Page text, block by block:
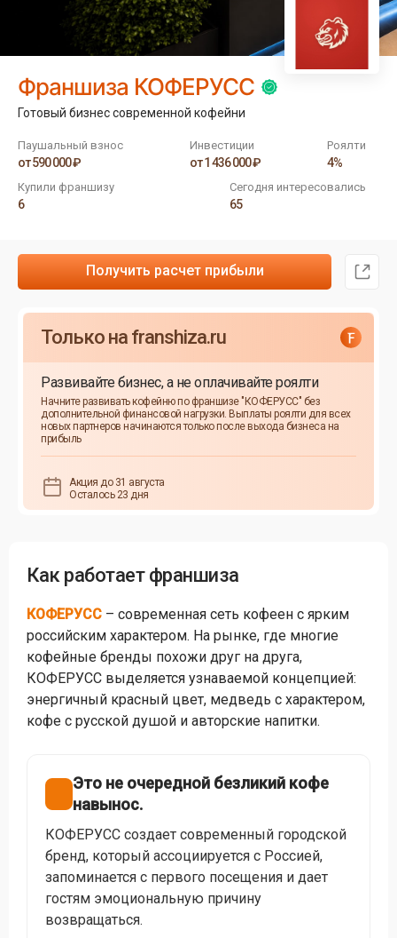
Франшиза КОФЕРУСС
Готовый бизнес современной кофейни
Паушальный взнос
от 590 000 ₽
Инвестиции
от 1 436 000 ₽
Роялти
4%
Купили франшизу
6
Сегодня интересовались
65
Получить расчет прибыли
Только на franshiza.ru
Развивайте бизнес, а не оплачивайте роялти
Начните развивать кофейню по франшизе "КОФЕРУСС" без
дополнительной финансовой нагрузки. Выплаты роялти для всех
новых партнеров начинаются только после выхода бизнеса на
прибыль
Акция до 31 августа
Осталось 23 дня
Как работает франшиза
КОФЕРУСС – современная сеть кофеен с ярким
российским характером. На рынке, где многие
кофейные бренды похожи друг на друга,
КОФЕРУСС выделяется узнаваемой концепцией:
энергичный красный цвет, медведь с характером,
кофе с русской душой и авторские напитки.
Это не очередной безликий кофе
навынос.
КОФЕРУСС создает современный городской
бренд, который ассоциируется с Россией,
запоминается с первого посещения и дает
гостям эмоциональную причину
возвращаться.